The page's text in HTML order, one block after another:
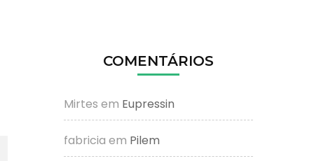
COMENTÁRIOS
Mirtes em Eupressin
fabricia em Pilem